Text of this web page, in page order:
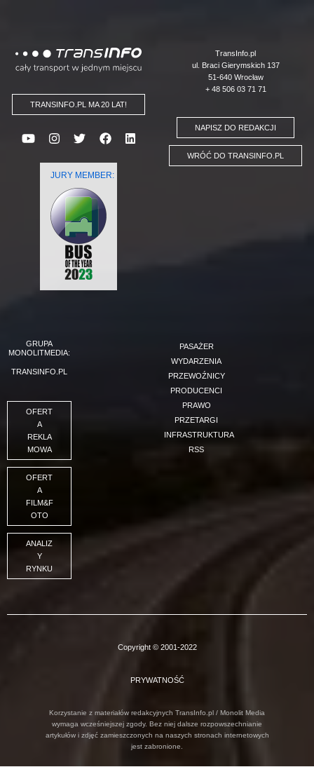
Logo
TRANSINFO.PL MA 20 LAT!
JURY MEMBER:
TransInfo.pl
ul. Braci Gierymskich 137
51-640 Wrocław
+ 48 506 03 71 71
NAPISZ DO REDAKCJI
WRÓĆ DO TRANSINFO.PL
GRUPA
MONOLITMEDIA:
TRANSINFO.PL
OFERT
A
REKLA
MOWA
OFERT
A
FILM&F
OTO
ANALIZ
Y
RYNKU
PASAŻER
WYDARZENIA
PRZEWOŹNICY
PRODUCENCI
PRAWO
PRZETARGI
INFRASTRUKTURA
RSS
Copyright © 2001-2022
PRYWATNOŚĆ
Korzystanie z materiałów redakcyjnych TransInfo.pl / Monolit Media
wymaga wcześniejszej zgody. Bez niej dalsze rozpowszechnianie
artykułów i zdjęć zamieszczonych na naszych stronach internetowych
jest zabronione.